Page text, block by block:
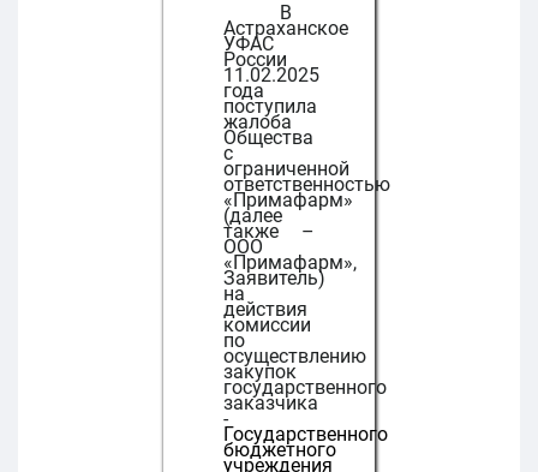
В
Астраханское
УФАС
России
11.02.2025
года
поступила
жалоба
Общества
с
ограниченной
ответственностью
«Примафарм»
(далее
также –
ООО
«Примафарм»,
Заявитель)
на
действия
комиссии
по
осуществлению
закупок
государственного
заказчика
-
Государственного
бюджетного
учреждения